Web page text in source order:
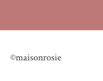
©maisonrosie